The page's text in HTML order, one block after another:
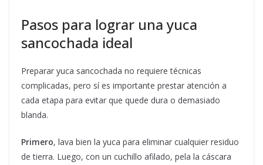
Pasos para lograr una yuca
sancochada ideal
Preparar yuca sancochada no requiere técnicas
complicadas, pero sí es importante prestar atención a
cada etapa para evitar que quede dura o demasiado
blanda.
Primero, lava bien la yuca para eliminar cualquier residuo
de tierra. Luego, con un cuchillo afilado, pela la cáscara